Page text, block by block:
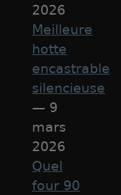
2026
Meilleure
hotte
encastrable
silencieuse
— 9
mars
2026
Quel
four 90